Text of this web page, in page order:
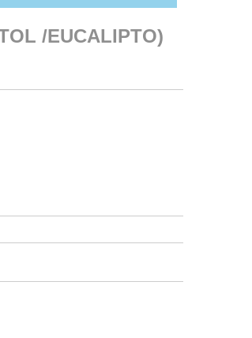
/EUCALIPTO)